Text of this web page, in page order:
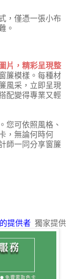
，僅憑一張小布
。
片，精彩呈現整
簾模樣。每種材
風采，立即呈現
配變得專業又輕
。您可依照風格、
，無論何時何
師一同分享窗簾
提供者 獨家提供